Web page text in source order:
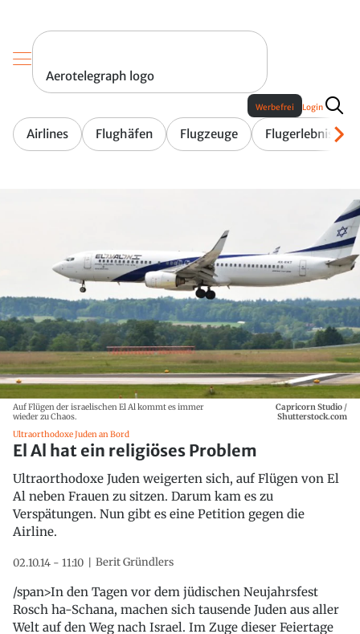
Aerotelegraph logo
Airlines Flughäfen Flugzeuge Flugerlebnis
Werbefrei Login
Auf Flügen der israelischen El Al kommt es immer
wieder zu Chaos.
Capricorn Studio /
Shutterstock.com
Ultraorthodoxe Juden an Bord
El Al hat ein religiöses Problem
Ultraorthodoxe Juden weigerten sich, auf Flügen von El
Al neben Frauen zu sitzen. Darum kam es zu
Verspätungen. Nun gibt es eine Petition gegen die
Airline.
02.10.14 - 11:10 Berit Gründlers
/span>In den Tagen vor dem jüdischen Neujahrsfest
Rosch ha-Schana, machen sich tausende Juden aus aller
Welt auf den Weg nach Israel. Im Zuge dieser Feiertage